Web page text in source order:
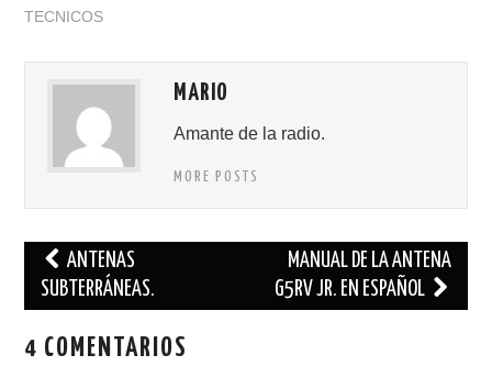
TECNICOS
MARIO
Amante de la radio.
MORE POSTS
Navegación
de
ANTENAS
SUBTERRÁNEAS.
MANUAL DE LA ANTENA
G5RV JR. EN ESPAÑOL
4 COMENTARIOS